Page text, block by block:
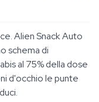
Alien Snack Auto
schema di
al 75% della dose
d'occhio le punte